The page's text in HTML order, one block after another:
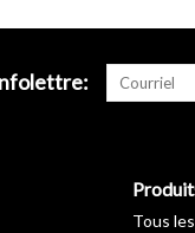
Tous